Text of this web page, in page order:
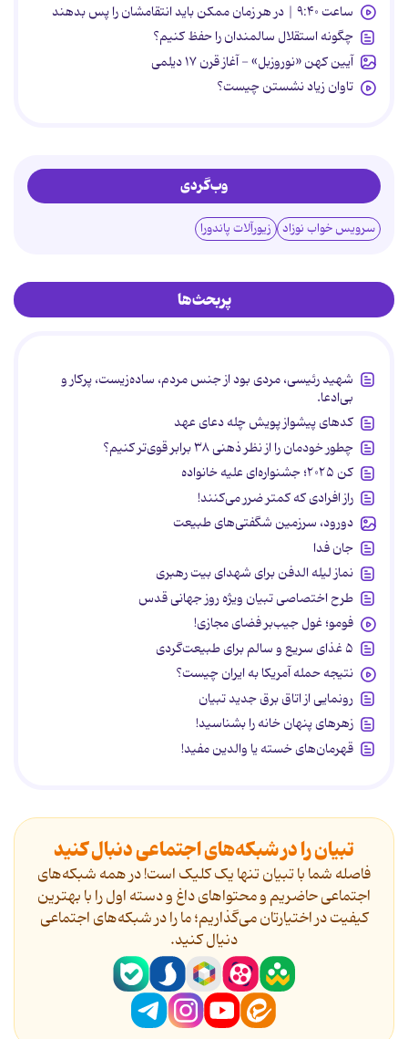
ساعت ۹:۴۰ | در هر زمان ممکن باید انتقامشان را پس بدهند
چگونه استقلال سالمندان را حفظ کنیم؟
آیین کهن «نوروزبل» - آغاز قرن ۱۷ دیلمی
تاوان زیاد نشستن چیست؟
وب‌گردی
سرویس خواب نوزاد زیورآلات پاندورا
پربحث‌ها
شهید رئیسی، مردی بود از جنس مردم، ساده‌زیست، پرکار و
بی‌ادعا.
کدهای پیشواز پویش چله دعای عهد
چطور خودمان را از نظر ذهنی ۳۸ برابر قوی‌تر کنیم؟
کن ۲۰۲۵؛ جشنواره‌ای علیه خانواده
راز افرادی که کمتر ضرر می‌کنند!
دورود، سرزمین شگفتی‌های طبیعت
جان فدا
نماز لیله الدفن برای شهدای بیت رهبری
طرح اختصاصی تبیان ویژه روز جهانی قدس
فومو؛ غول جیب‌بر فضای مجازی!
۵ غذای سریع و سالم برای طبیعت‌گردی
نتیجه حمله آمریکا به ایران چیست؟
رونمایی از اتاق برق جدید تبیان
زهرهای پنهان خانه را بشناسید!
قهرمان‌های خسته یا والدین مفید!
تبیان را در شبکه‌های اجتماعی دنبال کنید
فاصله شما با تبیان تنها یک کلیک است! در همه شبکه‌های
اجتماعی حاضریم و محتواهای داغ و دسته اول را با بهترین
کیفیت در اختیارتان می‌گذاریم؛ ما را در شبکه‌های اجتماعی
دنیال کنید.